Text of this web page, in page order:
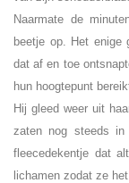
Naarmate de
beetje op. Het enige
dat af en toe
hun hoogtepunt
Hij gleed weer uit
zaten nog steeds
fleecedekentje dat
lichamen zodat ze